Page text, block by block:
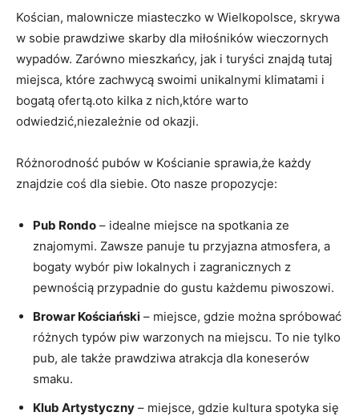
Kościan, malownicze miasteczko w Wielkopolsce, skrywa
w sobie prawdziwe skarby dla miłośników wieczornych
wypadów. Zarówno mieszkańcy, jak i turyści znajdą tutaj
miejsca, które zachwycą swoimi unikalnymi klimatami i
bogatą ofertą.oto kilka z nich,które warto
odwiedzić,niezależnie od okazji.
Różnorodność pubów w Kościanie sprawia,że każdy
znajdzie coś dla siebie. Oto nasze propozycje:
Pub Rondo – idealne miejsce na spotkania ze
znajomymi. Zawsze panuje tu przyjazna atmosfera, a
bogaty wybór piw lokalnych i zagranicznych z
pewnością przypadnie do gustu każdemu piwoszowi.
Browar Kościański – miejsce, gdzie można spróbować
różnych typów piw warzonych na miejscu. To nie tylko
pub, ale także prawdziwa atrakcja dla koneserów
smaku.
Klub Artystyczny – miejsce, gdzie kultura spotyka się